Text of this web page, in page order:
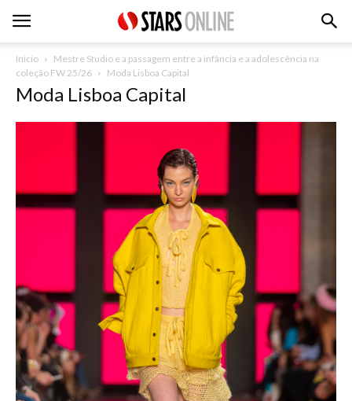
Inicio
Mestre Studio e a passagem entre a infância e a adolescência na
coleção FW 25/26
Moda Lisboa Capital
Moda Lisboa Capital